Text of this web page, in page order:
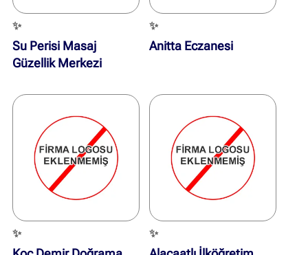
✨
Su Perisi Masaj
Güzellik Merkezi
✨
Anitta Eczanesi
✨ ✨